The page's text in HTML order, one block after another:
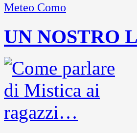
Meteo Como
UN NOSTRO